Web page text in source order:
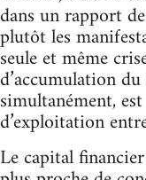
dans un rapport
plutôt les
seule et même
d’accumulation
simultanément,
d’exploitation
Le capital